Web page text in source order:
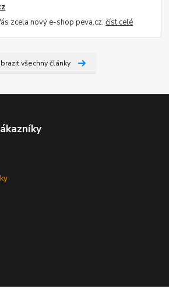
zcela nový e-shop peva.cz.číst celé
všechny články